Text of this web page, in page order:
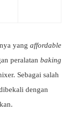
nya yang affordable
peralatan baking
Sebagai salah
dengan